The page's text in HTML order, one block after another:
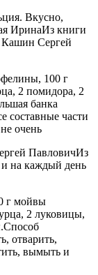
Вкусно,
ИринаИз книги
Кашин Сергей
100 г
2 помидора, 2
банка
составные части
очень
ПавловичИз
на каждый день
г мойвы
2 луковицы,
отварить,
вымыть и